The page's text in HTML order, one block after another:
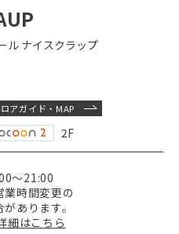
ル ナイスクラップ
アガイド・MAP
2F
～21:00
時間変更の
があります。
細はこちら